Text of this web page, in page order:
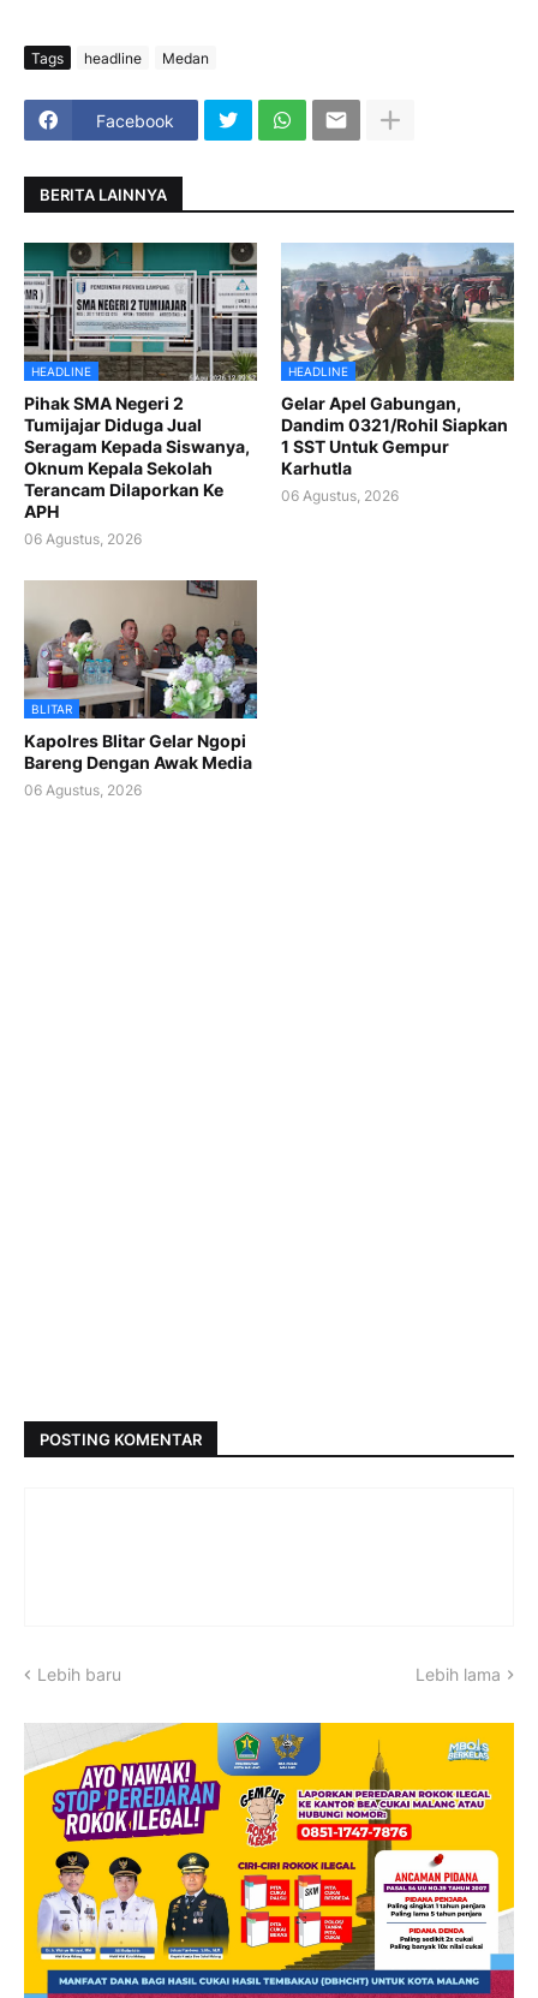
Tags headline Medan
Facebook
BERITA LAINNYA
HEADLINE
Pihak SMA Negeri 2
Tumijajar Diduga Jual
Seragam Kepada Siswanya,
Oknum Kepala Sekolah
Terancam Dilaporkan Ke
APH
06 Agustus, 2026
HEADLINE
Gelar Apel Gabungan,
Dandim 0321/Rohil Siapkan
1 SST Untuk Gempur
Karhutla
06 Agustus, 2026
BLITAR
Kapolres Blitar Gelar Ngopi
Bareng Dengan Awak Media
06 Agustus, 2026
POSTING KOMENTAR
Lebih baru Lebih lama